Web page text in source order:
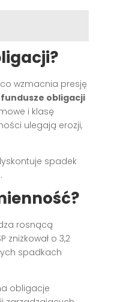
wzmacnia presję
fundusze obligacji
i klasę
ulegają erozji,
spadek
rosnącą
o 3,2
spadkach
obligacje